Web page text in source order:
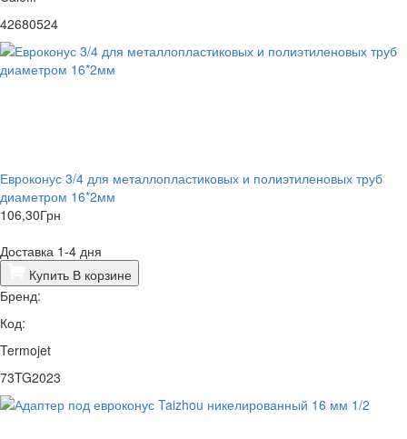
42680524
Евроконус 3/4 для металлопластиковых и полиэтиленовых труб
диаметром 16*2мм
106,30Грн
Доставка 1-4 дня
Купить В корзине
Бренд:
Код:
Termojet
73TG2023